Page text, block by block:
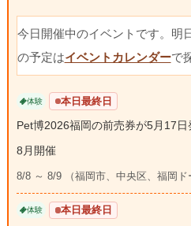
今日開催中のイベントです。明
の予定はイベントカレンダーで
体験 本日最終日
Pet博2026福岡の前売券が5月17
8月開催
8/8 ～ 8/9 （福岡市、中央区、福岡ド
体験 本日最終日